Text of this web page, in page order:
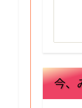
今、